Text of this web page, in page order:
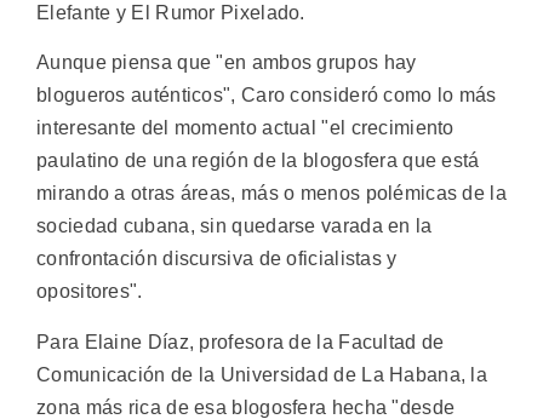
Elefante y El Rumor Pixelado.
Aunque piensa que "en ambos grupos hay
blogueros auténticos", Caro consideró como lo más
interesante del momento actual "el crecimiento
paulatino de una región de la blogosfera que está
mirando a otras áreas, más o menos polémicas de la
sociedad cubana, sin quedarse varada en la
confrontación discursiva de oficialistas y
opositores".
Para Elaine Díaz, profesora de la Facultad de
Comunicación de la Universidad de La Habana, la
zona más rica de esa blogosfera hecha "desde